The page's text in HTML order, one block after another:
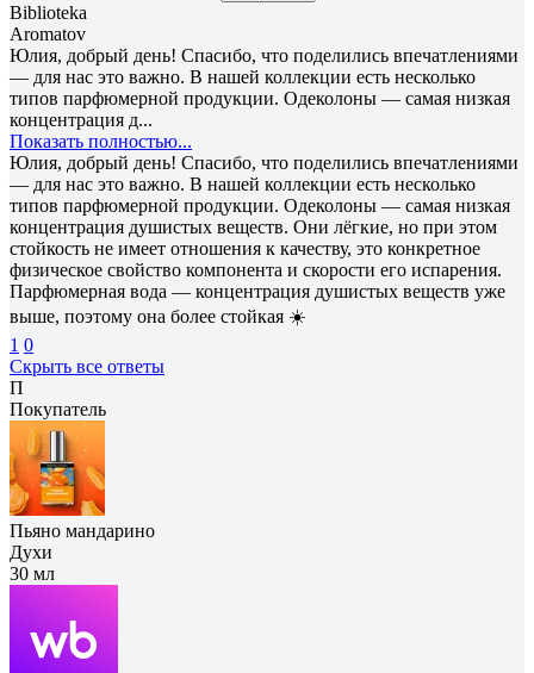
Biblioteka
Aromatov
Юлия, добрый день! Спасибо, что поделились впечатлениями
— для нас это важно. В нашей коллекции есть несколько
типов парфюмерной продукции. Одеколоны — самая низкая
концентрация д...
Показать полностью...
Юлия, добрый день! Спасибо, что поделились впечатлениями
— для нас это важно. В нашей коллекции есть несколько
типов парфюмерной продукции. Одеколоны — самая низкая
концентрация душистых веществ. Они лёгкие, но при этом
стойкость не имеет отношения к качеству, это конкретное
физическое свойство компонента и скорости его испарения.
Парфюмерная вода — концентрация душистых веществ уже
выше, поэтому она более стойкая ☀️
1 0
Скрыть все ответы
П
Покупатель
Пьяно мандарино
Духи
30 мл